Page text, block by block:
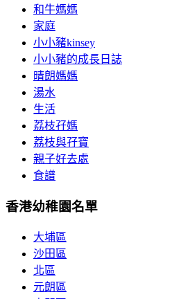
和牛媽媽
家庭
小小豬kinsey
小小豬的成長日誌
晴朗媽媽
湯水
生活
荔枝孖媽
荔枝與孖寶
親子好去處
食譜
香港幼稚園名單
大埔區
沙田區
北區
元朗區